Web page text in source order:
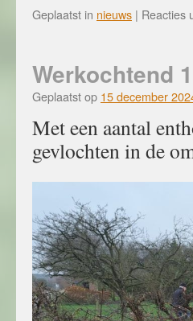
Geplaatst in nieuws | Reacties
Werkochtend
Geplaatst op 15 december
Met een aantal
gevlochten in de